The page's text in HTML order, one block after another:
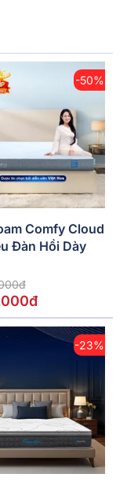
-50%
Comfy Cloud
Đàn Hồi Dày
-23%